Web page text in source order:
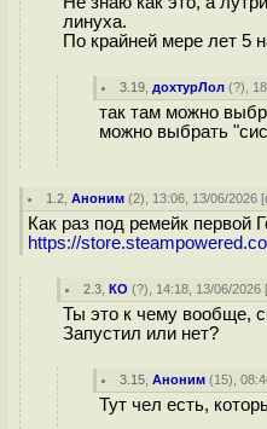
линуха.
По крайней мере лет 5
3.19 дохтурЛол (?),
так там можно
можно выбрать
1.2 ,Аноним (2), 13:06, 13/06/2026 [
Как раз под ремейк первой
https://
2.3 ,КО (?), 14:18, 13/06/2026
Ты это к чему вообще,
Запустил или нет?
3.15 ,Аноним (15),
Тут чел есть,